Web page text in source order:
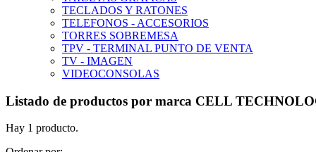
TECLADOS Y RATONES
TELEFONOS - ACCESORIOS
TORRES SOBREMESA
TPV - TERMINAL PUNTO DE VENTA
TV - IMAGEN
VIDEOCONSOLAS
Listado de productos por marca CELL
Hay 1 producto.